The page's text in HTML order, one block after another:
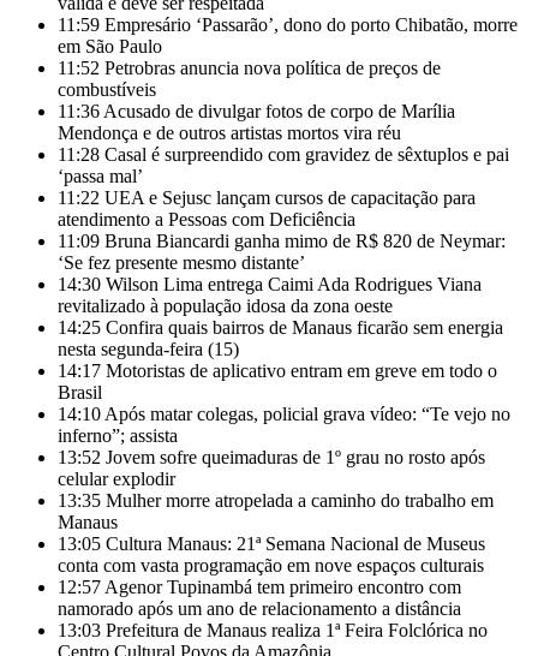
11:59 Empresário ‘Passarão’, dono do porto Chibatão, morre
em São Paulo
11:52 Petrobras anuncia nova política de preços de
combustíveis
11:36 Acusado de divulgar fotos de corpo de Marília
Mendonça e de outros artistas mortos vira réu
11:28 Casal é surpreendido com gravidez de sêxtuplos e pai
‘passa mal’
11:22 UEA e Sejusc lançam cursos de capacitação para
atendimento a Pessoas com Deficiência
11:09 Bruna Biancardi ganha mimo de R$ 820 de Neymar:
‘Se fez presente mesmo distante’
14:30 Wilson Lima entrega Caimi Ada Rodrigues Viana
revitalizado à população idosa da zona oeste
14:25 Confira quais bairros de Manaus ficarão sem energia
nesta segunda-feira (15)
14:17 Motoristas de aplicativo entram em greve em todo o
Brasil
14:10 Após matar colegas, policial grava vídeo: “Te vejo no
inferno”; assista
13:52 Jovem sofre queimaduras de 1º grau no rosto após
celular explodir
13:35 Mulher morre atropelada a caminho do trabalho em
Manaus
13:05 Cultura Manaus: 21ª Semana Nacional de Museus
conta com vasta programação em nove espaços culturais
12:57 Agenor Tupinambá tem primeiro encontro com
namorado após um ano de relacionamento a distância
13:03 Prefeitura de Manaus realiza 1ª Feira Folclórica no
Centro Cultural Povos da Amazônia